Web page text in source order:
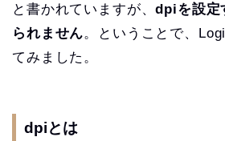
と書かれていますが、dpiを設定
られません。ということで、
てみました。
dpiとは